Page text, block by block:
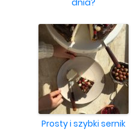
dnia?
Prosty i szybki sernik